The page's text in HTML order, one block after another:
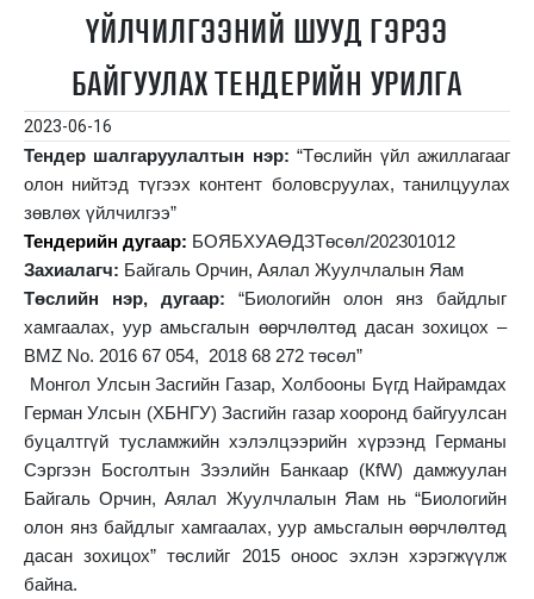
ҮЙЛЧИЛГЭЭНИЙ ШУУД ГЭРЭЭ
БАЙГУУЛАХ ТЕНДЕРИЙН УРИЛГА
2023-06-16
Тендер шалгаруулалтын нэр: “Төслийн үйл ажиллагааг
олон нийтэд түгээх контент боловсруулах, танилцуулах
зөвлөх үйлчилгээ”
Тендерийн дугаар: БОЯБХУАӨДЗТөсөл/202301012
Захиалагч: Байгаль Орчин, Аялал Жуулчлалын Яам
Төслийн нэр, дугаар:“Биологийн олон янз байдлыг
хамгаалах, уур амьсгалын өөрчлөлтөд дасан зохицох –
BMZ Nо. 2016 67 054, 2018 68 272 төсөл”
Монгол Улсын Засгийн Газар, Холбооны Бүгд Найрамдах
Герман Улсын (ХБНГУ) Засгийн газар хооронд байгуулсан
буцалтгүй тусламжийн хэлэлцээрийн хүрээнд
Германы
Сэргээн Босголтын Зээлийн Банкаар (КfW) дамжуулан
Байгаль Орчин, Аялал Жуулчлалын Яам нь“Биологийн
олон янз байдлыг хамгаалах, уур амьсгалын өөрчлөлтөд
дасан зохицох” төслийг 2015 оноос эхлэн хэрэгжүүлж
байна.